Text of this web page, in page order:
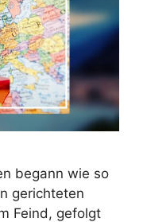
begann wie so
gerichteten
Feind, gefolgt